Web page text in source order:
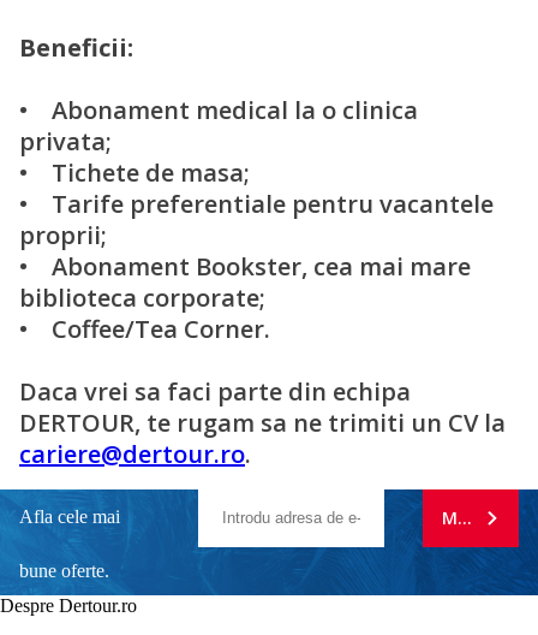
Beneficii:
• Abonament medical la o clinica
privata;
• Tichete de masa;
• Tarife preferentiale pentru vacantele
proprii;
• Abonament Bookster, cea mai mare
biblioteca corporate;
• Coffee/Tea Corner.
Daca vrei sa faci parte din echipa
DERTOUR, te rugam sa ne trimiti un CV la
cariere@dertour.ro.
Afla cele mai
bune oferte.
MA
Despre Dertour.ro